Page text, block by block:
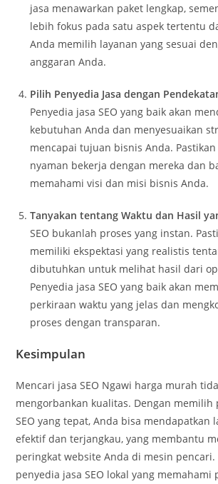
jasa menawarkan paket lengkap,
lebih fokus pada satu aspek tertentu
Anda memilih layanan yang sesuai
anggaran Anda.
Pilih Penyedia Jasa dengan
Penyedia jasa SEO yang baik akan
kebutuhan Anda dan menyesuaikan
mencapai tujuan bisnis Anda.
nyaman bekerja dengan mereka dan
memahami visi dan misi bisnis Anda.
Tanyakan tentang Waktu dan Hasil
SEO bukanlah proses yang instan.
memiliki ekspektasi yang realistis
dibutuhkan untuk melihat hasil dari
Penyedia jasa SEO yang baik akan
perkiraan waktu yang jelas dan
proses dengan transparan.
Kesimpulan
Mencari jasa SEO Ngawi harga murah
mengorbankan kualitas. Dengan memilih
SEO yang tepat, Anda bisa mendapatkan
efektif dan terjangkau, yang membantu
peringkat website Anda di mesin pencari.
penyedia jasa SEO lokal yang memahami